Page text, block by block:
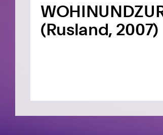
(Rusland, 2007)